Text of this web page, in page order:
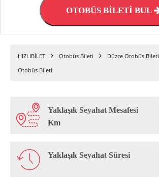
OTOBÜS BİLETİ BUL
HIZLIBİLET Otobüs Bileti Düzce Otobüs Bileti
Otobüs Bileti
Yaklaşık Seyahat Mesafesi
Km
Yaklaşık Seyahat Süresi